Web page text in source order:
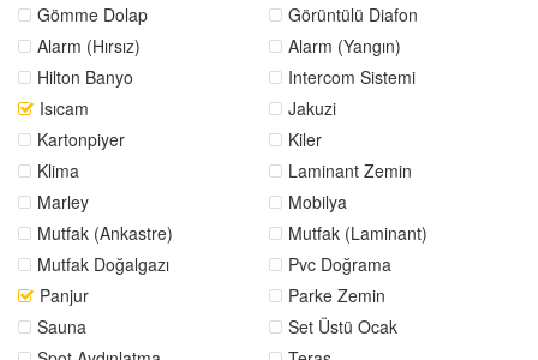
Gömme Dolap
Görüntülü Diafon
Alarm (Hırsız)
Alarm (Yangın)
Hilton Banyo
Intercom Sistemi
Isıcam
Jakuzi
Kartonpiyer
Kiler
Klima
Laminant Zemin
Marley
Mobilya
Mutfak (Ankastre)
Mutfak (Laminant)
Mutfak Doğalgazı
Pvc Doğrama
Panjur
Parke Zemin
Sauna
Set Üstü Ocak